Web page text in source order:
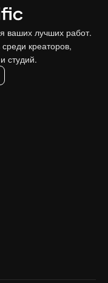
ваших лучших работ.
креаторов,
студий.